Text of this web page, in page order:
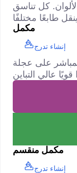
كل تناسق
مكمل
إنشاء تدرج
على عجلة
مكمل منقسم
إنشاء تدرج